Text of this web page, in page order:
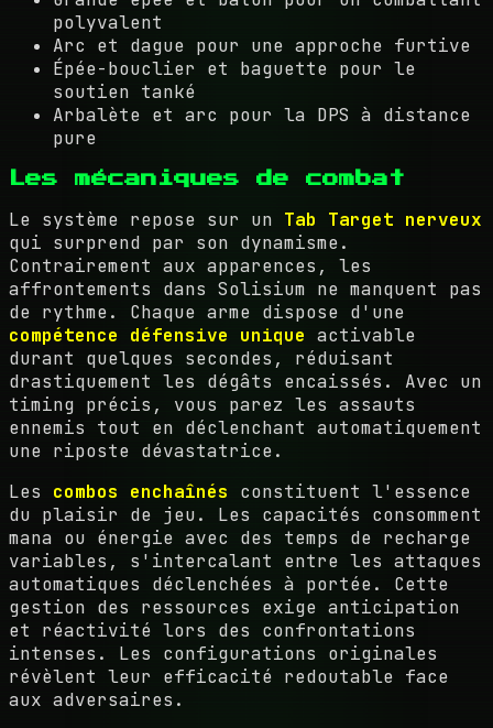
polyvalent
Arc et dague pour une approche furtive
Épée-bouclier et baguette pour le
soutien tanké
Arbalète et arc pour la DPS à distance
pure
Les mécaniques de combat
Le système repose sur un Tab Target nerveux
qui surprend par son dynamisme.
Contrairement aux apparences, les
affrontements dans Solisium ne manquent pas
de rythme. Chaque arme dispose d'une
compétence défensive unique activable
durant quelques secondes, réduisant
drastiquement les dégâts encaissés. Avec un
timing précis, vous parez les assauts
ennemis tout en déclenchant automatiquement
une riposte dévastatrice.
Les combos enchaînés constituent l'essence
du plaisir de jeu. Les capacités consomment
mana ou énergie avec des temps de recharge
variables, s'intercalant entre les attaques
automatiques déclenchées à portée. Cette
gestion des ressources exige anticipation
et réactivité lors des confrontations
intenses. Les configurations originales
révèlent leur efficacité redoutable face
aux adversaires.